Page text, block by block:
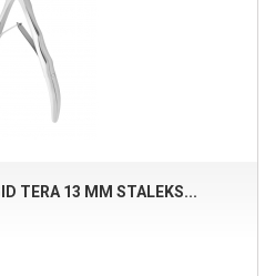
TERA 13 MM STALEKS...